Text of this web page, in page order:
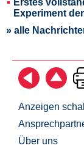
Experiment
» alle
Anzeigen
Über uns